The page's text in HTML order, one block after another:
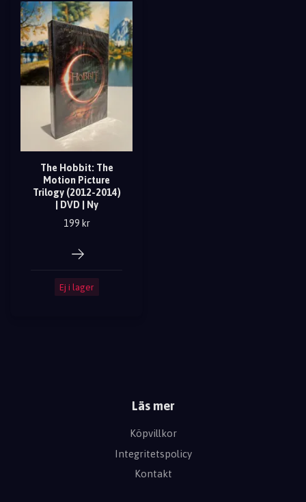
The Hobbit: The
Motion Picture
Trilogy (2012-2014)
| DVD | Ny
199 kr
Ej i lager
Läs mer
Köpvillkor
Integritetspolicy
Kontakt